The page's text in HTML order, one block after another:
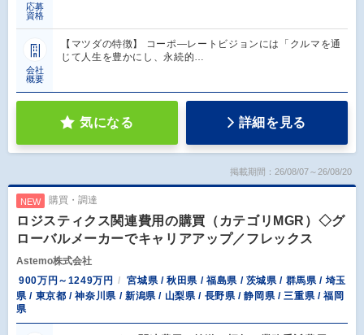
応募
資格
会社
概要
【マツダの特徴】 コーポ―レートビジョンには「クルマを通
じて人生を豊かにし、永続的…
気になる 詳細を見る
掲載期間：26/08/07～26/08/20
NEW 購買・調達
ロジスティクス関連費用の購買（カテゴリMGR）◇グ
ローバルメーカーでキャリアアップ／フレックス
Astemo株式会社
900万円～1249万円
宮城県 / 秋田県 / 福島県 / 茨城県 / 群馬県 / 埼玉
県 / 東京都 / 神奈川県 / 新潟県 / 山梨県 / 長野県 / 静岡県 / 三重県 / 福岡
県